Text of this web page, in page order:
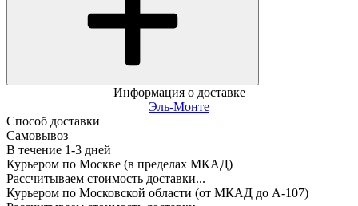
Информация о доставке
Эль-Монте
Способ доставки
Самовывоз
В течение 1-3 дней
Курьером по Москве (в пределах МКАД)
Рассчитываем стоимость доставки...
Курьером по Московской области (от МКАД до А-107)